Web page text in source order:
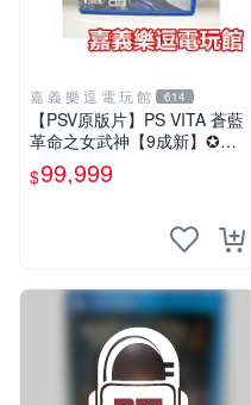
嘉 義 樂 逗 電 玩 館 614
【PSV原版片】PS VITA 蒼藍
革命之女武神【9成新】✪中
文版 中古二手✪嘉義樂逗電
玩館
$99,999